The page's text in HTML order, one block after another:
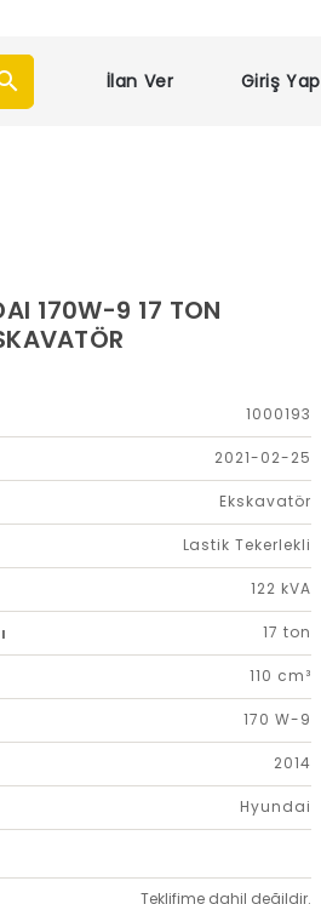
İlan Ver Giriş Yap
170W-9 17 TON
1000193
2021-02-25
Ekskavatör
Lastik Tekerlekli
122 kVA
17 ton
110 cm³
170 W-9
2014
Hyundai
Teklifime dahil değildir.